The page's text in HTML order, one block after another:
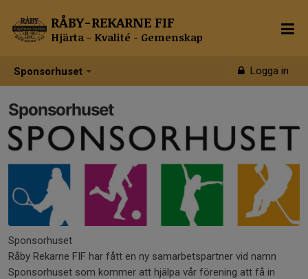
Sponsorhuset Logga in
RÅBY-REKARNE FIF
Hjärta - Kvalité - Gemenskap
Sponsorhuset
Sponsorhuset
Råby Rekarne FIF har fått en ny samarbetspartner vid namn
Sponsorhuset som kommer att hjälpa vår förening att få in